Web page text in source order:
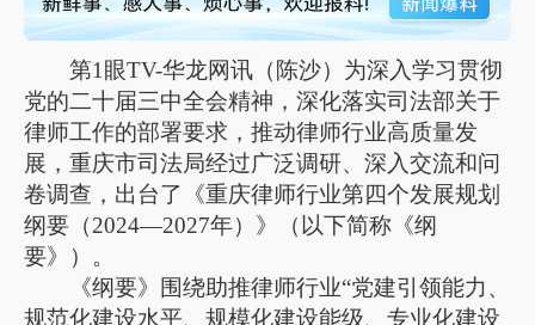
第1眼TV-华龙网讯（陈沙）为深入学习贯彻
党的二十届三中全会精神，深化落实司法部关于
律师工作的部署要求，推动律师行业高质量发
展，重庆市司法局经过广泛调研、深入交流和问
卷调查，出台了《重庆律师行业第四个发展规划
纲要（2024—2027年）》（以下简称《纲
要》）。
《纲要》围绕助推律师行业“党建引领能力、
规范化建设水平、规模化建设能级、专业化建设